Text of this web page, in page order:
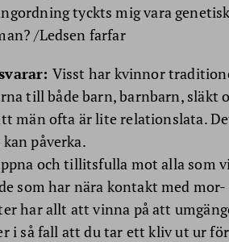
tyckts mig vara
/Ledsen farfar
Visst har kvinnor
till både barn, barnbarn, släkt
män ofta är lite relationslata.
påverka.
och tillitsfulla mot alla som
som har nära kontakt med
har allt att vinna på att
i så fall att du tar ett kliv ut ur